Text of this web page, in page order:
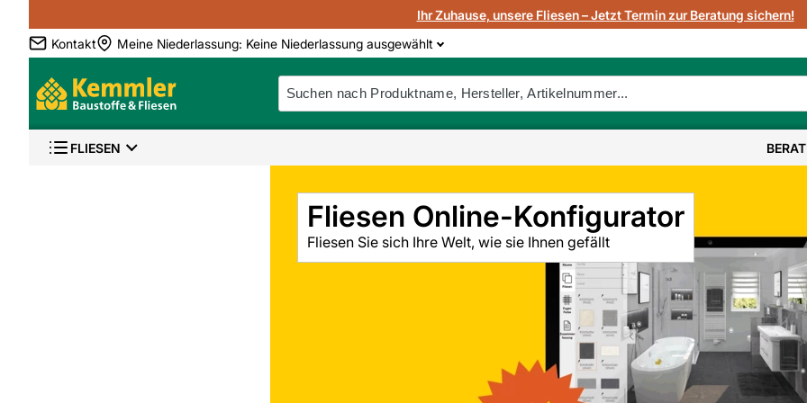
Ihr Zuhause, unsere Fliesen – Jetzt Termin zur Beratung sichern!
Kontakt
Meine Niederlassung: Keine Niederlassung ausgewählt
FLIESEN
Fliesen Online-Konfigurator
Fliesen Sie sich Ihre Welt, wie sie Ihnen gefällt